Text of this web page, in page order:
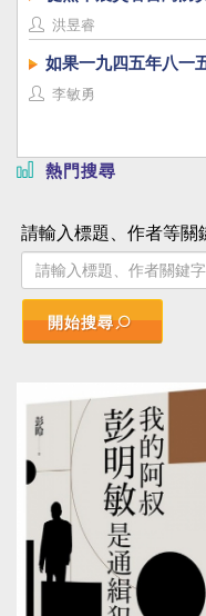
洪昱睿
如果一九四五年八一
李敏勇
熱門搜尋
請輸入標題、作者等關
開始搜尋